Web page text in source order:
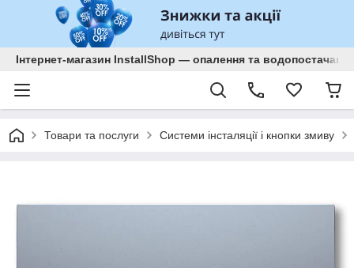
Інтернет-магазин InstallShop — опалення та водопостачання
Товари та послуги Системи інсталяції і кнопки змиву